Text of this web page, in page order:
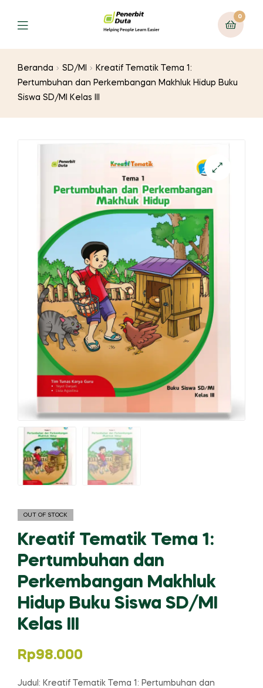
Menu
0
Beranda SD/MI
Kreatif Tematik Tema 1:
Pertumbuhan dan Perkembangan Makhluk Hidup Buku
Siswa SD/MI Kelas III
OUT OF STOCK
Kreatif Tematik Tema 1:
Pertumbuhan dan
Perkembangan Makhluk
Hidup Buku Siswa SD/MI
Kelas III
Rp98.000
Judul: Kreatif Tematik Tema 1: Pertumbuhan dan